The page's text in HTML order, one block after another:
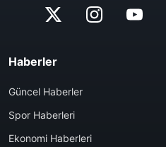
Haberler
Güncel Haberler
Spor Haberleri
Ekonomi Haberleri